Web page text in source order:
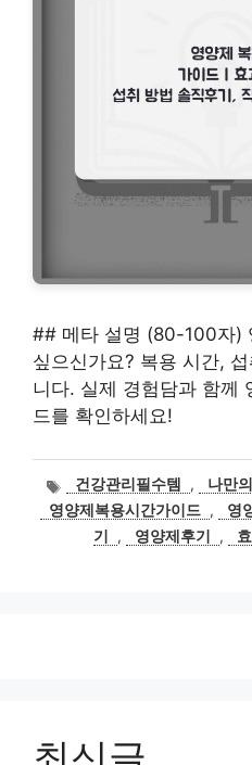
## 메타 설명 (80-100자)
싶으신가요? 복용 시간,
니다. 실제 경험담과 함께
드를 확인하세요!
태
그
건강관리필수템 , 나만
영양제복용시간가이드 , 영
기
, 영양제후기 ,